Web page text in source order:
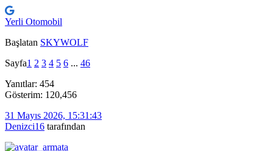
Yerli Otomobil
Başlatan SKYWOLF
Sayfa1 2 3 4 5 6 ... 46
Yanıtlar: 454
Gösterim: 120,456
31 Mayıs 2026, 15:31:43
Denizci16 tarafından